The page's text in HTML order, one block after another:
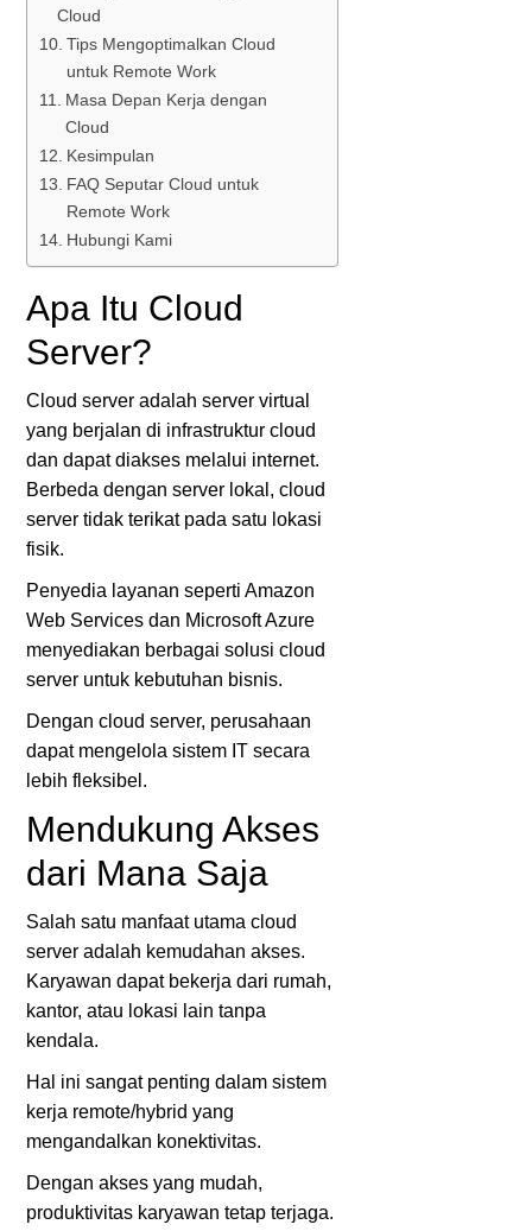
Cloud
Tips Mengoptimalkan Cloud
untuk Remote Work
Masa Depan Kerja dengan
Cloud
Kesimpulan
FAQ Seputar Cloud untuk
Remote Work
Hubungi Kami
Apa Itu Cloud
Server?
Cloud server adalah server virtual
yang berjalan di infrastruktur cloud
dan dapat diakses melalui internet.
Berbeda dengan server lokal, cloud
server tidak terikat pada satu lokasi
fisik.
Penyedia layanan sepertiAmazon
Web Services dan Microsoft Azure
menyediakan berbagai solusi cloud
server untuk kebutuhan bisnis.
Dengan cloud server, perusahaan
dapat mengelola sistem IT secara
lebih fleksibel.
Mendukung Akses
dari Mana Saja
Salah satu manfaat utama cloud
server adalah kemudahan akses.
Karyawan dapat bekerja dari rumah,
kantor, atau lokasi lain tanpa
kendala.
Hal ini sangat penting dalam sistem
kerja remote/hybrid yang
mengandalkan konektivitas.
Dengan akses yang mudah,
produktivitas karyawan tetap terjaga.